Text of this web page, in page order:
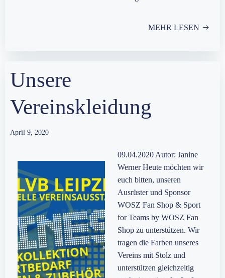
MEHR LESEN
Unsere
Vereinskleidung
April 9, 2020
09.04.2020 Autor: Janine
Werner Heute möchten wir
euch bitten, unseren
Ausrüster und Sponsor
WOSZ Fan Shop & Sport
for Teams by WOSZ Fan
Shop zu unterstützen. Wir
tragen die Farben unseres
Vereins mit Stolz und
unterstützen gleichzeitig